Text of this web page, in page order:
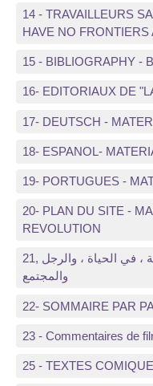
14 - TRAVAILLEURS
HAVE NO
15 - BIBLIOGRAPHY -
16- EDITORIAUX DE
17- DEUTSCH -
18- ESPANOL-
19- PORTUGUES -
20- PLAN DU SITE -
REVOLUTION
21, مواد والثورة : من هذه المسألة ، في الحياة ، والرجل
والمجتمع
22- SOMMAIRE PAR
23 - Commentaires de
25 - TEXTES